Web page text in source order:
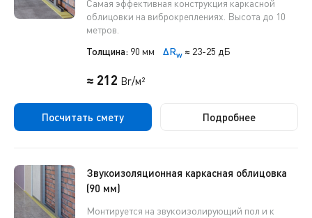
Самая эффективная конструкция каркасной
облицовки на виброкреплениях. Высота до 10
метров.
Толщина: 90 мм ΔRw ≈ 23-25 дБ
≈ 212 Br/м²
Посчитать смету Подробнее
Звукоизоляционная каркасная облицовка
(90 мм)
Монтируется на звукоизолирующий пол и к